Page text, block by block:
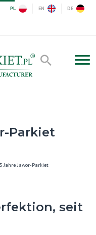
PL EN DE
Parkiet
Jahre Jawor-Parkiet
seit